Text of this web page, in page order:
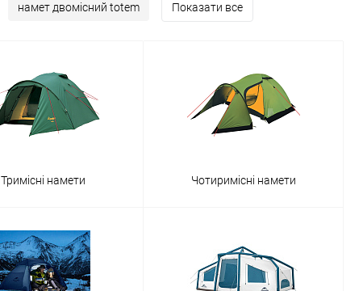
намет двомісний totem Показати все
Тримісні намети Чотиримісні намети